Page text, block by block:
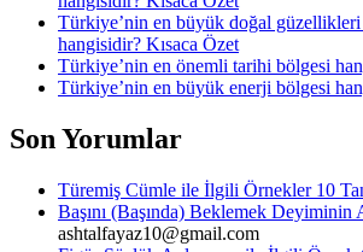
Türkiye’nin en büyük doğal
hangisidir? Kısaca Özet
Türkiye’nin en önemli tarihi bölgesi
Türkiye’nin en büyük enerji bölgesi
Son Yorumlar
Türemiş Cümle ile İlgili Örnekler 10
Başını (Başında) Beklemek Deyiminin
ashtalfayaz10@gmail.com